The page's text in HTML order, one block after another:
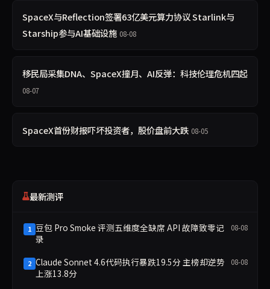
SpaceX与Reflection签署63亿美元算力协议 Starlink与
Starship参与AI基础设施 08-08
移民局采集DNA、SpaceX撞月、AI反弹：科技伦理危机四起
08-07
SpaceX首份财报吓坏投资者，股价盘前大跌 08-05
最新测评
1 豆包 Pro Smoke 评测五维度全缺席 API 故障致零记
录
08-08
2 Claude Sonnet 4.6代码执行暴跌19.5分 主榜却逆势
上涨13.8分
08-08